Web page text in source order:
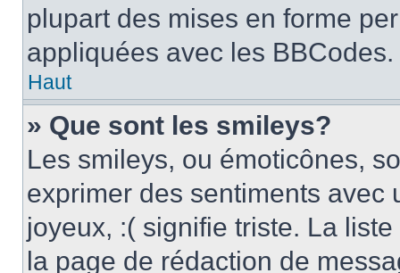
plupart des mises en forme
appliquées avec les BBCodes.
Haut
» Que sont les smileys?
Les smileys, ou émoticônes,
exprimer des sentiments avec
joyeux, :( signifie triste. La
la page de rédaction de